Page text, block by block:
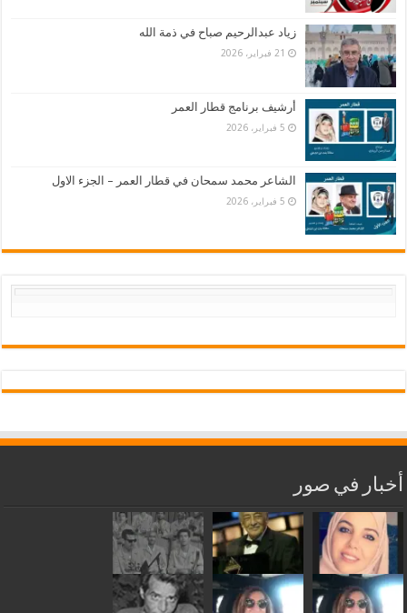
زياد عبدالرحيم صباح في ذمة الله
21 فبراير، 2026
أرشيف برنامج قطار العمر
5 فبراير، 2026
الشاعر محمد سمحان في قطار العمر – الجزء الاول
5 فبراير، 2026
أخبار في صور